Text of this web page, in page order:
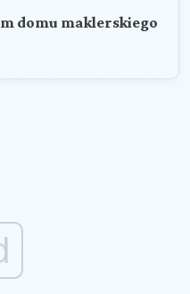
domu maklerskiego